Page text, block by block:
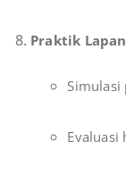
Praktik
Simulasi
Evaluasi